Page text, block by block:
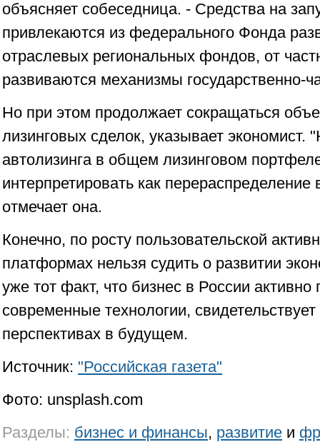
объясняет собеседница. - Средства на
привлекаются из федерального Фонда
отраслевых региональных фондов, от
развиваются механизмы государственно-
Но при этом продолжает сокращаться
лизинговых сделок, указывает экономист.
автолизинга в общем лизинговом
интерпретировать как перераспределение
отмечает она.
Конечно, по росту пользовательской
платформах нельзя судить о развитии
уже тот факт, что бизнес в России активно
современные технологии,
перспективах в будущем.
Источник: "Российская газета"
Фото: unsplash.com
Разделы: бизнес и финансы, развитие и